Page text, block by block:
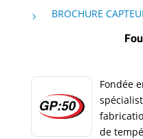
BROCHURE
Fondée
de